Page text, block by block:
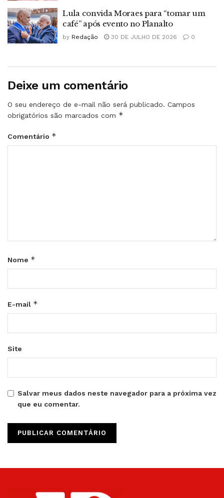
Lula convida Moraes para “tomar um
café” após evento no Planalto
by Redação 30 DE JULHO DE 2026 0
Deixe um comentário
O seu endereço de e-mail não será publicado. Campos
obrigatórios são marcados com *
Comentário *
Nome *
E-mail *
Site
Salvar meus dados neste navegador para a próxima vez
que eu comentar.